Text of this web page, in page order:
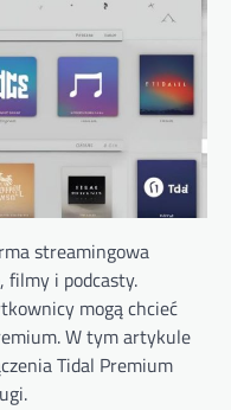
streamingowa
filmy i podcasty.
mogą chcieć
W tym artykule
Tidal Premium